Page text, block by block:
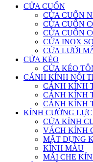
CỬA CUỐN
CỬA CUỐN
CỬA CUỐN
CỬA CUỐN
CỬA INOX
CỬA LƯỚI
CỬA KÉO
CỬA KÉO
CÁNH KÍNH NỘI
CÁNH KÍNH
CÁNH KÍNH
CÁNH KÍNH
KÍNH CƯỜNG LỰC
CỬA KÍNH
VÁCH KÍNH
MẶT DỰNG
KÍNH MÀU
MÁI CHE